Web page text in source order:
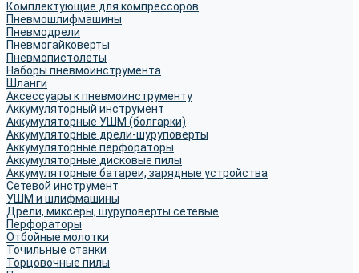
Комплектующие для компрессоров
Пневмошлифмашины
Пневмодрели
Пневмогайковерты
Пневмопистолеты
Наборы пневмоинструмента
Шланги
Аксессуары к пневмоинструменту
Аккумуляторный инструмент
Аккумуляторные УШМ (болгарки)
Аккумуляторные дрели-шуруповерты
Аккумуляторные перфораторы
Аккумуляторные дисковые пилы
Аккумуляторные батареи, зарядные устройства
Сетевой инструмент
УШМ и шлифмашины
Дрели, миксеры, шуруповерты сетевые
Перфораторы
Отбойные молотки
Точильные станки
Торцовочные пилы